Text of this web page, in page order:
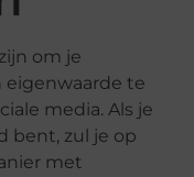
om je
eigenwaarde te
media. Als je
bent, zul je op
met